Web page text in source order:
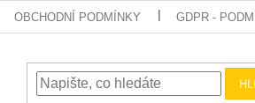
OBCHODNÍ PODMÍNKY GDPR -